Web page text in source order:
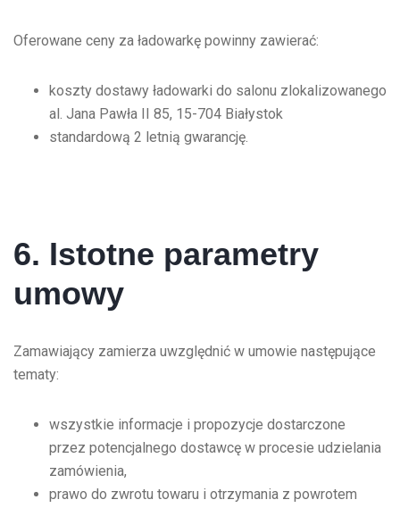
Oferowane ceny za ładowarkę powinny zawierać:
koszty dostawy ładowarki do salonu zlokalizowanego
al. Jana Pawła II 85, 15-704 Białystok
standardową 2 letnią gwarancję.
6. Istotne parametry
umowy
Zamawiający zamierza uwzględnić w umowie następujące
tematy:
wszystkie informacje i propozycje dostarczone
przez potencjalnego dostawcę w procesie udzielania
zamówienia,
prawo do zwrotu towaru i otrzymania z powrotem